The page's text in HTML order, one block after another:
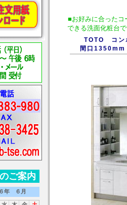
■お好みに合ったコ
できる洗面化粧台
TOTO コン
間口